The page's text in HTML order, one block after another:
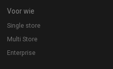
Voor wie
Single store
Multi Store
Enterprise